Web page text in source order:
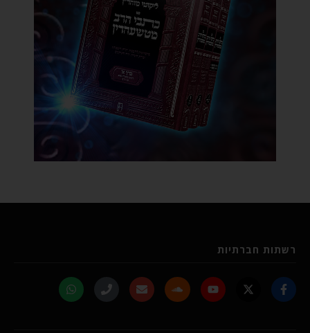
רשתות חברתיות